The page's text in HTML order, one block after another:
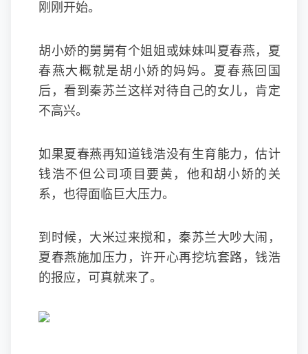
刚刚开始。
胡小娇的舅舅有个姐姐或妹妹叫夏春燕，夏
春燕大概就是胡小娇的妈妈。夏春燕回国
后，看到秦苏兰这样对待自己的女儿，肯定
不高兴。
如果夏春燕再知道钱浩没有生育能力，估计
钱浩不但公司项目要黄，他和胡小娇的关
系，也得面临巨大压力。
到时候，大米过来搅和，秦苏兰大吵大闹，
夏春燕施加压力，许开心再挖坑套路，钱浩
的报应，可真就来了。